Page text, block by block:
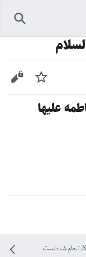
پیگیری
علیها
انجام شده است